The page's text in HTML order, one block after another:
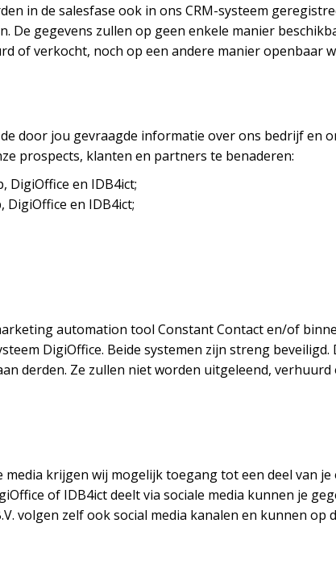
in de salesfase ook in ons CRM-systeem
gegevens zullen op geen enkele manier
of verkocht, noch op een andere manier openbaar
door jou gevraagde informatie over ons bedrijf en
prospects, klanten en partners te benaderen:
DigiOffice en IDB4ict;
en IDB4ict;
automation tool Constant Contact en/of
DigiOffice. Beide systemen zijn streng beveiligd.
derden. Ze zullen niet worden uitgeleend,
krijgen wij mogelijk toegang tot een deel van
of IDB4ict deelt via sociale media kunnen je
volgen zelf ook social media kanalen en kunnen op